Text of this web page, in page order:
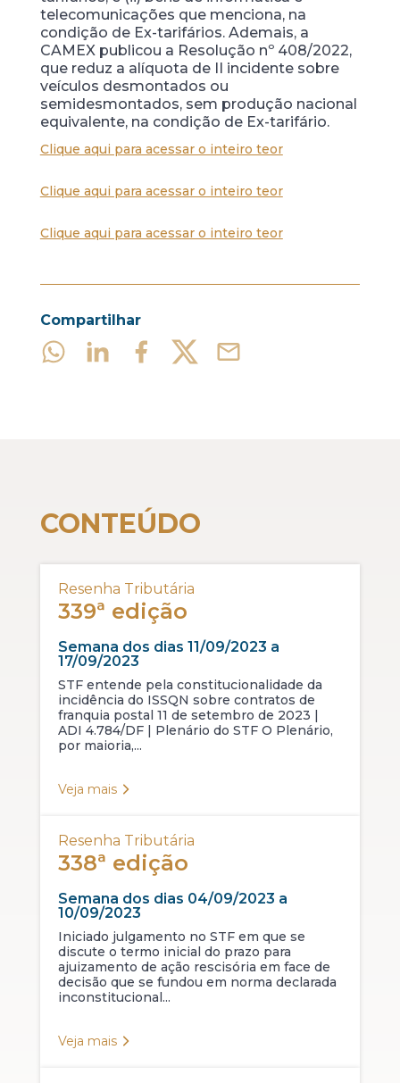
telecomunicações que menciona, na
condição de Ex-tarifários. Ademais, a
CAMEX publicou a Resolução nº 408/2022,
que reduz a alíquota de II incidente sobre
veículos desmontados ou
semidesmontados, sem produção nacional
equivalente, na condição de Ex-tarifário.
Clique aqui para acessar o inteiro teor
Clique aqui para acessar o inteiro teor
Clique aqui para acessar o inteiro teor
Compartilhar
CONTEÚDO
Resenha Tributária
339ª edição
Semana dos dias 11/09/2023 a
17/09/2023
STF entende pela constitucionalidade da
incidência do ISSQN sobre contratos de
franquia postal 11 de setembro de 2023 |
ADI 4.784/DF | Plenário do STF O Plenário,
por maioria,...
Veja mais
Resenha Tributária
338ª edição
Semana dos dias 04/09/2023 a
10/09/2023
Iniciado julgamento no STF em que se
discute o termo inicial do prazo para
ajuizamento de ação rescisória em face de
decisão que se fundou em norma declarada
inconstitucional...
Veja mais